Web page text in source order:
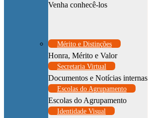
Venha conhecê-los
Mérito e Distinções
Honra, Mérito e Valor
Secretaria Virtual
Documentos e Notícias internas
Escolas do Agrupamento
Escolas do Agrupamento
Identidade Visual